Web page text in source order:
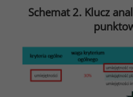
Schemat 2. Klucz